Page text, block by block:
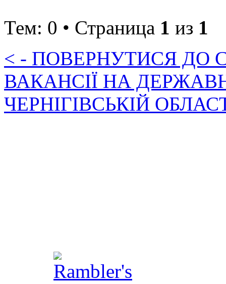
Тем: 0 • Страница 1 из 1
< - ПОВЕРНУТИСЯ ДО
ВАКАНСІЇ НА
ЧЕРНІГІВСЬКІЙ